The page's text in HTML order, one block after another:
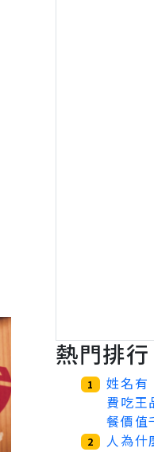
熱門排行
1
姓名有
費吃
餐價值
2
人為什